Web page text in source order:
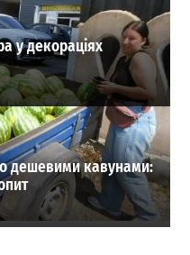
у декораціях
дешевими кавунами: